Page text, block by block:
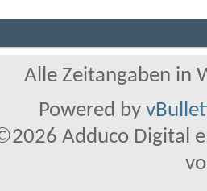
Alle Zeitangaben in
Powered by
Adduco Digital